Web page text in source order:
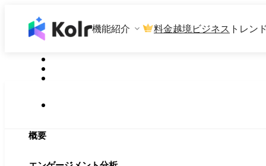
機能紹介 料金越境ビジネス トレン
概要